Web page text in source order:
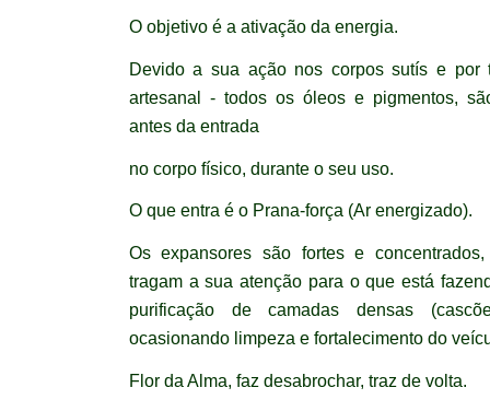
O objetivo é a ativação da energia.
Devido a sua ação nos corpos sutís e por
artesanal - todos os óleos e pigmentos,
antes da entrada
no corpo físico, durante o seu uso.
O que entra é o Prana-força (Ar energizado).
Os expansores são fortes e
tragam a sua atenção para o que está
purificação de camadas densas
ocasionando limpeza e fortalecimento do
Flor da Alma, faz desabrochar, traz de volta.